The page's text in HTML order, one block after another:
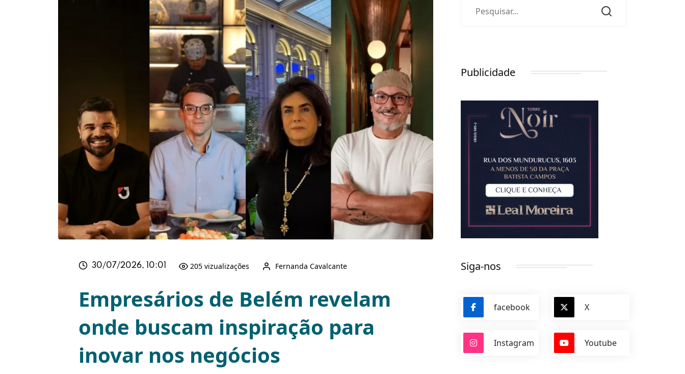
30/07/2026, 10:01 205 vizualizações Fernanda Cavalcante
Empresários de Belém revelam
onde buscam inspiração para
inovar nos negócios
Publicidade
Siga-nos
facebook X
Instagram Youtube